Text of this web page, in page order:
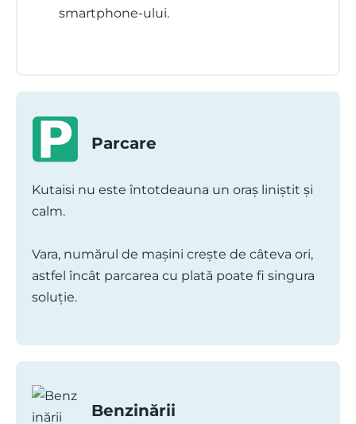
smartphone-ului.
Parcare
Kutaisi nu este întotdeauna un oraș liniștit și
calm.
Vara, numărul de mașini crește de câteva ori,
astfel încât parcarea cu plată poate fi singura
soluție.
Benzinării